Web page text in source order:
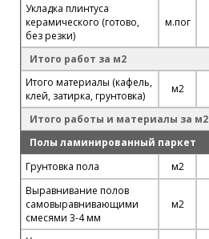
Укладка плинтуса
керамического (готово,
без резки)
м.пог
Итого работ за м2
Итого материалы (кафель,
клей, затирка, грунтовка)
м2
Итого работы и материалы за м2
Полы ламинированный паркет
Грунтовка пола
м2
Выравнивание полов
самовыравнивающими
смесями 3-4 мм
м2